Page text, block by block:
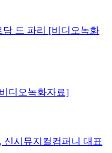
담 드 파리 [비디오녹화
디오녹화자료]
신시뮤지컬컴퍼니 대표